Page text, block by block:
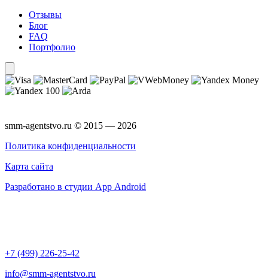
Отзывы
Блог
FAQ
Портфолио
smm-agentstvo.ru © 2015 — 2026
Политика конфиденциальности
Карта сайта
Разработано в студии App Android
+7 (499) 226-25-42
info@smm-agentstvo.ru